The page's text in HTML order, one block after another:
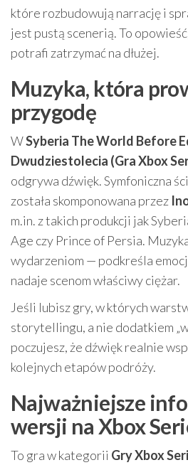
które rozbudowują narrację i
jest pustą scenerią. To
potrafi zatrzymać na dłużej.
Muzyka, która
przygodę
WSyberia The World Before
Dwudziestolecia (Gra Xbox
odgrywa dźwięk. Symfoniczna
została skomponowana przez
m.in. z takich produkcji jak
Age czy Prince of Persia.
wydarzeniom — podkreśla
nadaje scenom właściwy ciężar.
Jeśli lubisz gry, w których
storytellingu, a nie dodatkiem
poczujesz, że dźwięk realnie
kolejnych etapów podróży.
Najważniejsze
wersji na Xbox
To gra w kategorii Gry Xbox